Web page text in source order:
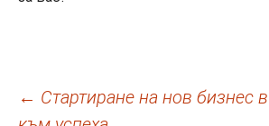
Навигация
← Стартиране на нов бизнес